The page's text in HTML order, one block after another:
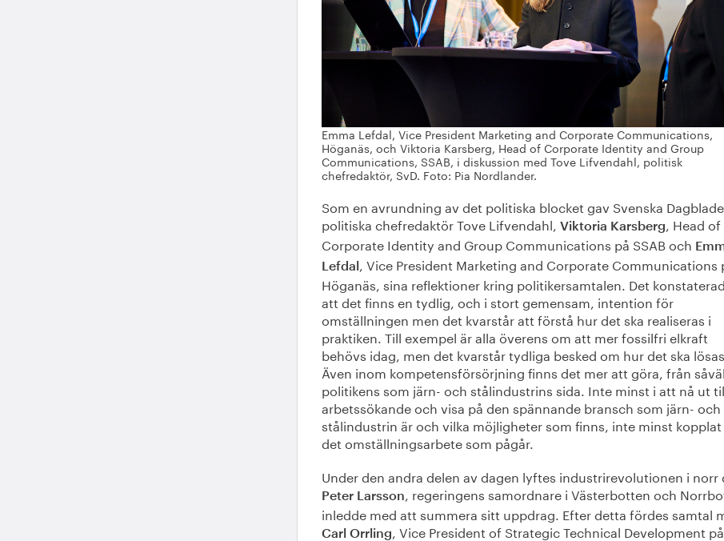
Emma Lefdal, Vice President Marketing and Corporate Communications,
Höganäs, och Viktoria Karsberg, Head of Corporate Identity and Group
Communications, SSAB, i diskussion med Tove Lifvendahl, politisk
chefredaktör, SvD. Foto: Pia Nordlander.
Som en avrundning av det politiska blocket gav Svenska
politiska chefredaktör Tove Lifvendahl, Viktoria Karsberg, Head of
Corporate Identity and Group Communications på SSAB och
Lefdal , Vice President Marketing and Corporate Communications
Höganäs, sina reflektioner kring politikersamtalen. Det
att det finns en tydlig, och i stort gemensam, intention för
omställningen men det kvarstår att förstå hur det ska realiseras i
praktiken. Till exempel är alla överens om att mer fossilfri elkraft
behövs idag, men det kvarstår tydliga besked om hur det ska
Även inom kompetensförsörjning finns det mer att göra, från såväl
politikens som järn- och stålindustrins sida. Inte minst i att nå ut
arbetssökande och visa på den spännande bransch som järn- och
stålindustrin är och vilka möjligheter som finns, inte minst
det omställningsarbete som pågår.
Under den andra delen av dagen lyftes industrirevolutionen i norr
Peter Larsson, regeringens samordnare i Västerbotten och
inledde med att summera sitt uppdrag. Efter detta fördes samtal
Carl Orrling, Vice President of Strategic Technical Development på